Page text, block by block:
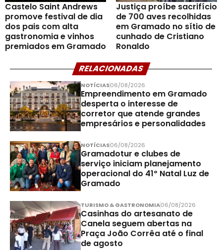
Castelo Saint Andrews
promove festival de dia
dos pais com alta
gastronomia e vinhos
premiados em Gramado
Justiça proíbe sacrifício
de 700 aves recolhidas
em Gramado no sítio de
cunhado de Cristiano
Ronaldo
RELACIONADAS
NOTÍCIAS06/08/2026
Empreendimento em Gramado
desperta o interesse de
corretor que atende grandes
empresários e personalidades
NOTÍCIAS06/08/2026
Gramadotur e clubes de
serviço iniciam planejamento
operacional do 41º Natal Luz de
Gramado
TURISMO & GASTRONOMIA06/08/2026
Casinhas do artesanato de
Canela seguem abertas na
Praça João Corrêa até o final
de agosto